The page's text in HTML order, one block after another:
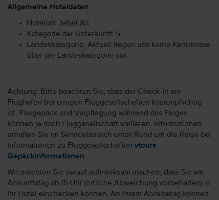
Allgemeine Hoteldaten
Hotelort: Jebel Ali
Kategorie der Unterkunft: 5
Landeskategorie: Aktuell liegen uns keine Kenntnisse
über die Landeskategorie vor.
Achtung: Bitte beachten Sie, dass der Check-In am
Flughafen bei einigen Fluggesellschaften kostenpflichtig
ist. Freigepäck und Verpflegung während des Fluges
können je nach Fluggesellschaft variieren. Informationen
erhalten Sie im Servicebereich unter Rund um die Reise bei
Informationen zu Fluggesellschaften vtours
Gepäckinformationen.
Wir möchten Sie darauf aufmerksam machen, dass Sie am
Ankunftstag ab 15 Uhr (örtliche Abweichung vorbehalten) in
Ihr Hotel einchecken können. An Ihrem Abreisetag können